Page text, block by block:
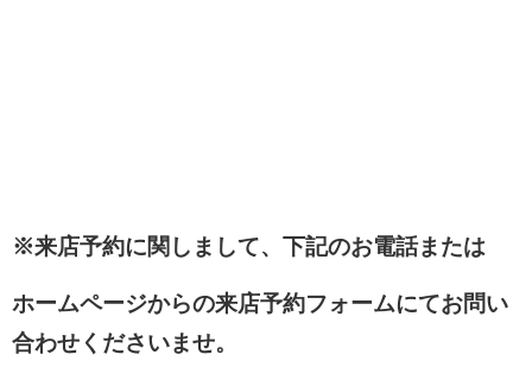
※来店予約に関しまして、下記のお電話または
ホームページからの来店予約フォームにてお問い
合わせくださいませ。